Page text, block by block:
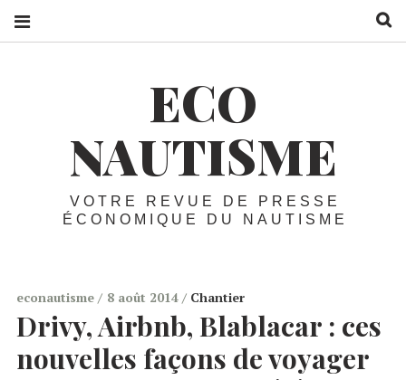
ECO
NAUTISME
VOTRE REVUE DE PRESSE
ÉCONOMIQUE DU NAUTISME
econautisme 8 août 2014 Chantier
Drivy, Airbnb, Blablacar : ces
nouvelles façons de voyager